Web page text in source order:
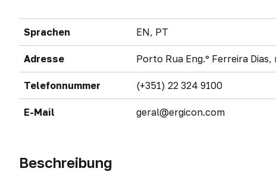
Sprachen EN, PT
Adresse Porto Rua Eng.º Ferreira
Telefonnummer (+351) 22 324 9100
E-Mail geral@ergicon.com
Beschreibung